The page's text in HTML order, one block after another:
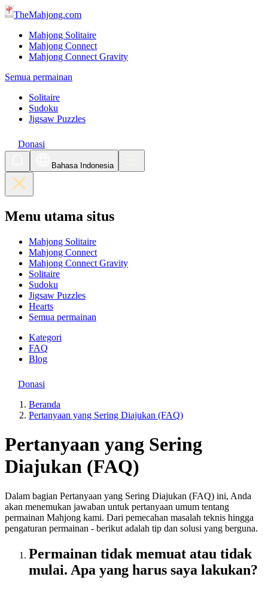
TheMahjong.com
Mahjong Solitaire
Mahjong Connect
Mahjong Connect Gravity
Semua permainan
Solitaire
Sudoku
Jigsaw Puzzles
Donasi
Bahasa Indonesia
Menu utama situs
Mahjong Solitaire
Mahjong Connect
Mahjong Connect Gravity
Solitaire
Sudoku
Jigsaw Puzzles
Hearts
Semua permainan
Kategori
FAQ
Blog
Donasi
Beranda
Pertanyaan yang Sering Diajukan (FAQ)
Pertanyaan yang Sering
Diajukan (FAQ)
Dalam bagian Pertanyaan yang Sering Diajukan (FAQ) ini, Anda
akan menemukan jawaban untuk pertanyaan umum tentang
permainan Mahjong kami. Dari pemecahan masalah teknis hingga
pengaturan permainan - berikut adalah tip dan solusi yang berguna.
Permainan tidak memuat atau tidak
mulai. Apa yang harus saya lakukan?